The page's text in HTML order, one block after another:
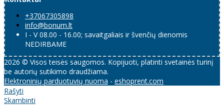
+37067305898
info@bonum.lt
I - V 08.00 - 16.00; savaitgaliais ir švenčių dienomis
NEDIRBAME
2026 © Visos teisės saugomos. Kopijuoti, platinti svetainės turinį
be autorių sutikimo draudžiama.
Elektroninių parduotuvių nuoma - eshoprent.com
Rašyti
Skambinti